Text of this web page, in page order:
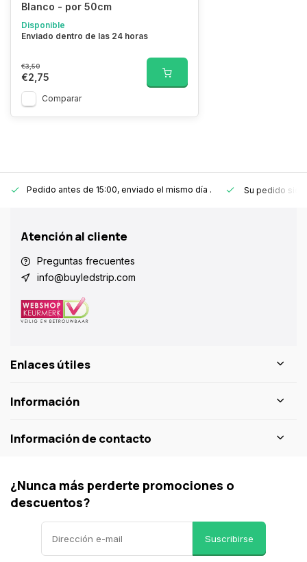
Blanco - por 50cm
Disponible
Enviado dentro de las 24 horas
€3,50
€2,75
Comparar
Pedido antes de 15:00, enviado el mismo día . Su pedido
Atención al cliente
Preguntas frecuentes
info@buyledstrip.com
Enlaces útiles
Información
Información de contacto
¿Nunca más perderte promociones o
descuentos?
Suscribirse